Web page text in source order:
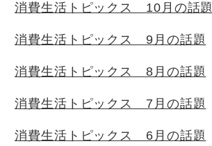
消費生活トピックス 10月の話題
消費生活トピックス 9月の話題
消費生活トピックス 8月の話題
消費生活トピックス 7月の話題
消費生活トピックス 6月の話題